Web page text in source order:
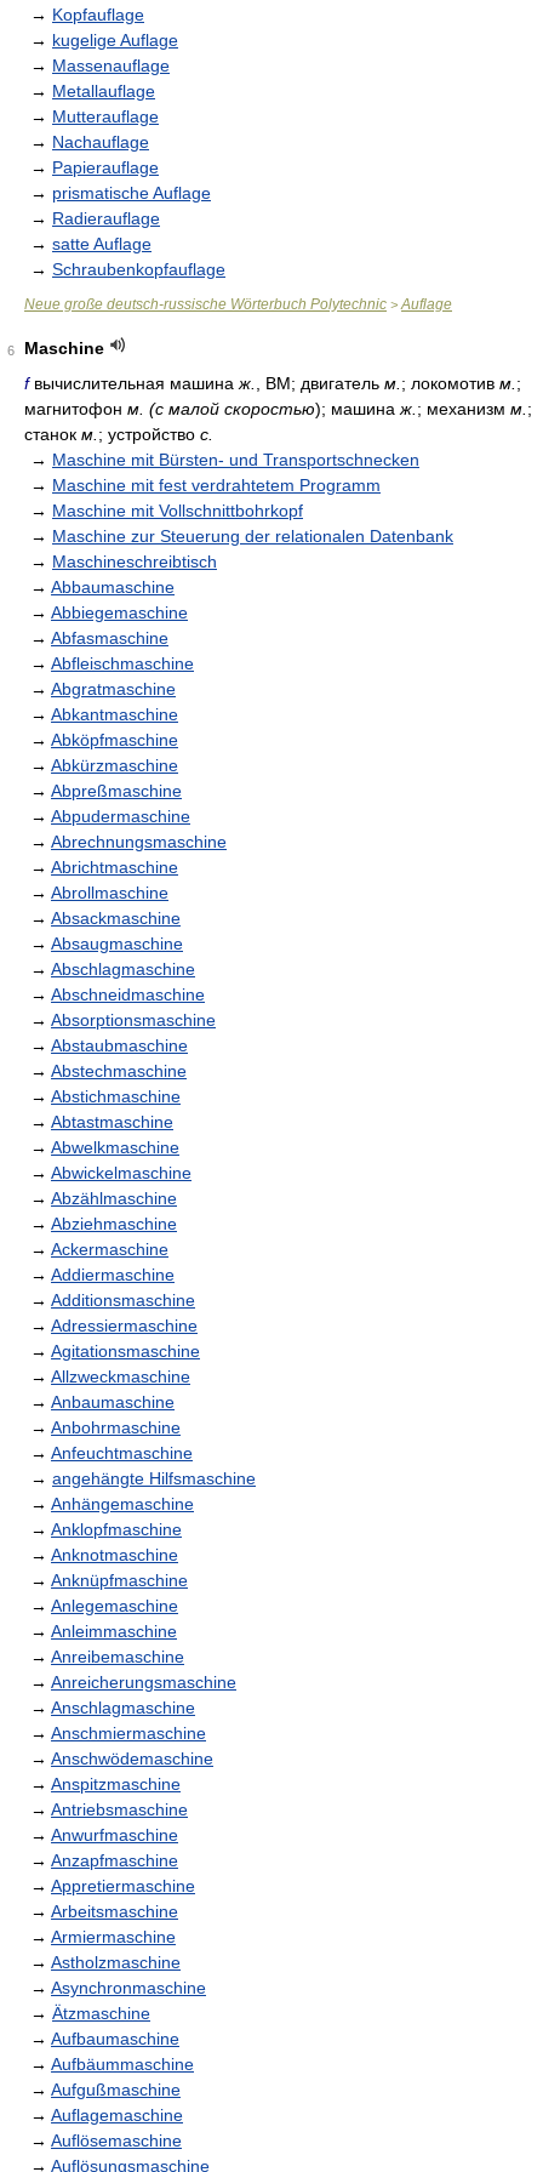
→ Kopfauflage
→ kugelige Auflage
→ Massenauflage
→ Metallauflage
→ Mutterauflage
→ Nachauflage
→ Papierauflage
→ prismatische Auflage
→ Radierauflage
→ satte Auflage
→ Schraubenkopfauflage
Neue große deutsch-russische Wörterbuch Polytechnic > Auflage
6
Maschine
fвычислительная машина ж. , ВМ; двигатель м. ; локомотив м. ;
магнитофон м. (с малой скоростью); машина ж. ; механизм м. ;
станок м. ; устройство с.
→ Maschine mit Bürsten- und Transportschnecken
→ Maschine mit fest verdrahtetem Programm
→ Maschine mit Vollschnittbohrkopf
→ Maschine zur Steuerung der relationalen Datenbank
→ Maschineschreibtisch
→ Abbaumaschine
→ Abbiegemaschine
→ Abfasmaschine
→ Abfleischmaschine
→ Abgratmaschine
→ Abkantmaschine
→ Abköpfmaschine
→ Abkürzmaschine
→ Abpreßmaschine
→ Abpudermaschine
→ Abrechnungsmaschine
→ Abrichtmaschine
→ Abrollmaschine
→ Absackmaschine
→ Absaugmaschine
→ Abschlagmaschine
→ Abschneidmaschine
→ Absorptionsmaschine
→ Abstaubmaschine
→ Abstechmaschine
→ Abstichmaschine
→ Abtastmaschine
→ Abwelkmaschine
→ Abwickelmaschine
→ Abzählmaschine
→ Abziehmaschine
→ Ackermaschine
→ Addiermaschine
→ Additionsmaschine
→ Adressiermaschine
→ Agitationsmaschine
→ Allzweckmaschine
→ Anbaumaschine
→ Anbohrmaschine
→ Anfeuchtmaschine
→ angehängte Hilfsmaschine
→ Anhängemaschine
→ Anklopfmaschine
→ Anknotmaschine
→ Anknüpfmaschine
→ Anlegemaschine
→ Anleimmaschine
→ Anreibemaschine
→ Anreicherungsmaschine
→ Anschlagmaschine
→ Anschmiermaschine
→ Anschwödemaschine
→ Anspitzmaschine
→ Antriebsmaschine
→ Anwurfmaschine
→ Anzapfmaschine
→ Appretiermaschine
→ Arbeitsmaschine
→ Armiermaschine
→ Astholzmaschine
→ Asynchronmaschine
→ Ätzmaschine
→ Aufbaumaschine
→ Aufbäummaschine
→ Aufgußmaschine
→ Auflagemaschine
→ Auflösemaschine
→ Auflösungsmaschine